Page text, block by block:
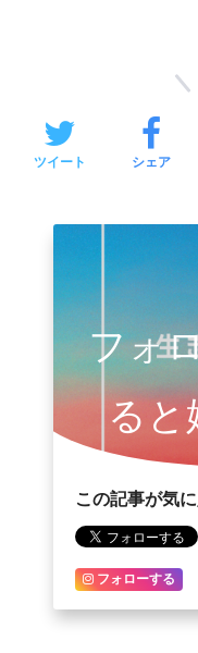
ツイート シェア
フォ
ると
この記事が気
フォローする